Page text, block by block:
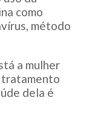
como
método
a mulher
tratamento
dela é